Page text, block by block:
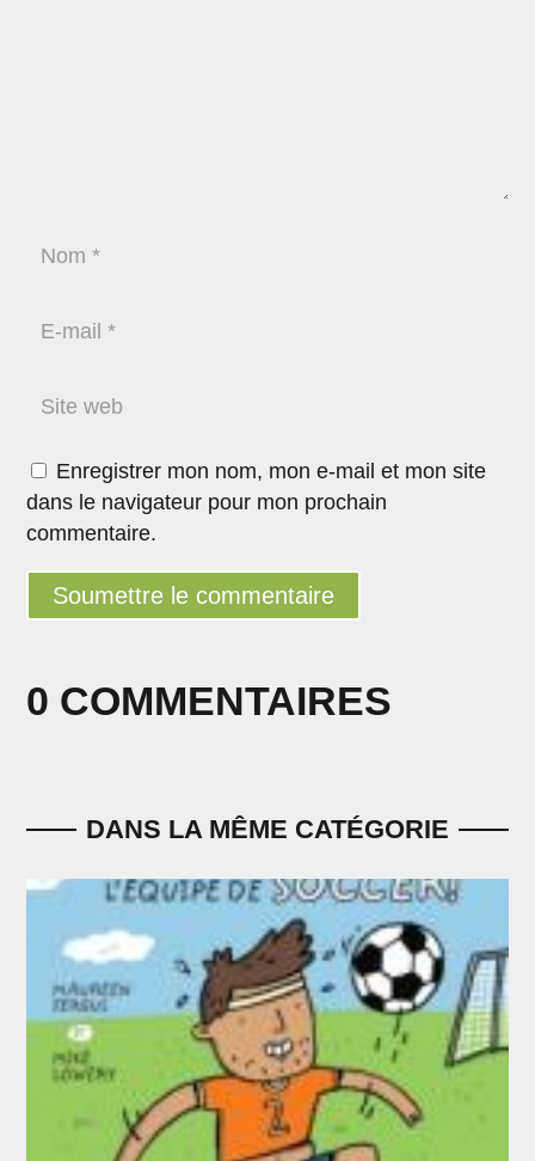
0 COMMENTAIRES
Enregistrer mon nom, mon e-mail et mon site
dans le navigateur pour mon prochain
commentaire.
Soumettre le commentaire
DANS LA MÊME CATÉGORIE